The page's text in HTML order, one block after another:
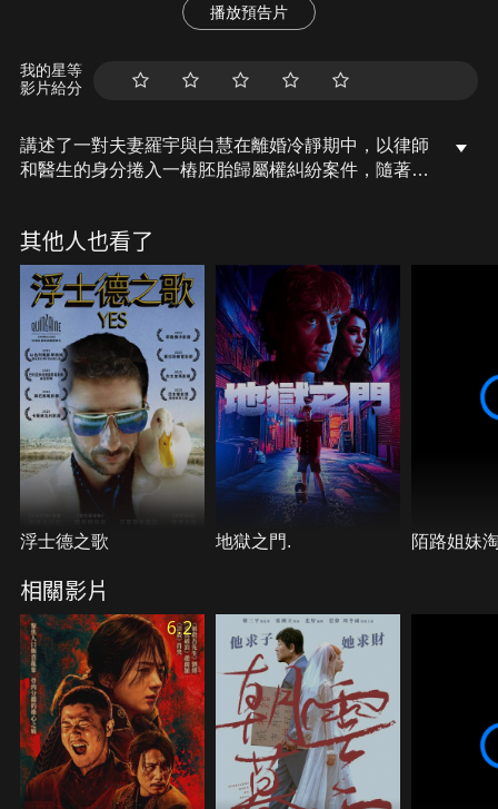
播放預告片
我的星等
影片給分
講述了一對夫妻羅宇與白慧在離婚冷靜期中，以律師
和醫生的身分捲入一樁胚胎歸屬權糾紛案件，隨著離
其他人也看了
浮士德之歌 地獄之門. 陌路姐妹
相關影片
6.2